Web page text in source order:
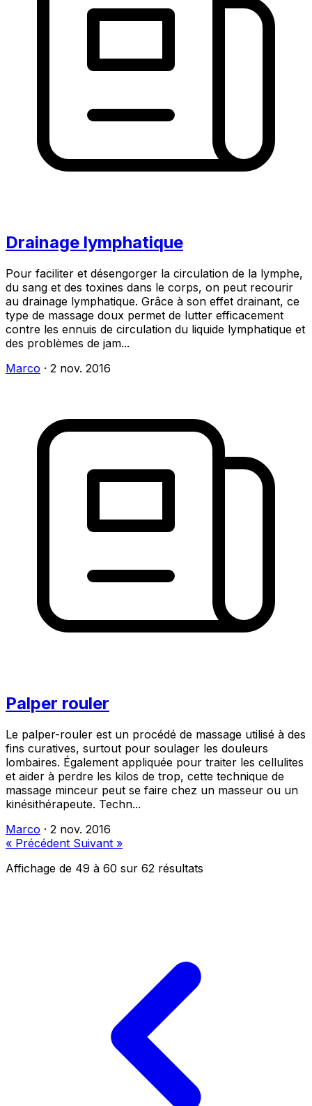
Drainage lymphatique
Pour faciliter et désengorger la circulation de la lymphe,
du sang et des toxines dans le corps, on peut recourir
au drainage lymphatique. Grâce à son effet drainant, ce
type de massage doux permet de lutter efficacement
contre les ennuis de circulation du liquide lymphatique et
des problèmes de jam...
Marco · 2 nov. 2016
Palper rouler
Le palper-rouler est un procédé de massage utilisé à des
fins curatives, surtout pour soulager les douleurs
lombaires. Également appliquée pour traiter les cellulites
et aider à perdre les kilos de trop, cette technique de
massage minceur peut se faire chez un masseur ou un
kinésithérapeute. Techn...
Marco · 2 nov. 2016
« Précédent Suivant »
Affichage de 49 à 60 sur 62 résultats